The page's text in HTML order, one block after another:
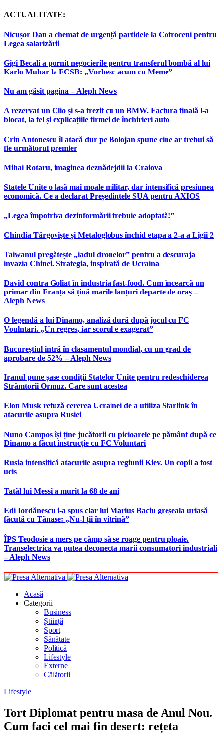
ACTUALITATE:
Nicușor Dan a chemat de urgență partidele la Cotroceni pentru
Legea salarizării
Gigi Becali a pornit negocierile pentru transferul bombă al lui
Karlo Muhar la FCSB: „Vorbesc acum cu Meme”
Nu am găsit pagina – Aleph News
A rezervat un Clio și s-a trezit cu un BMW. Factura finală l-a
blocat, la fel și explicațiile firmei de închirieri auto
Crin Antonescu îl atacă dur pe Bolojan spune cine ar trebui să
fie următorul premier
Mihai Rotaru, imaginea deznădejdii la Craiova
Statele Unite o lasă mai moale militar, dar intensifică presiunea
economică. Ce a declarat Președintele SUA pentru AXIOS
„Legea împotriva dezinformării trebuie adoptată!”
Chindia Târgoviște și Metaloglobus închid etapa a 2-a a Ligii 2
Taiwanul pregătește „iadul dronelor” pentru a descuraja
invazia Chinei. Strategia, inspirată de Ucraina
David contra Goliat în industria fast-food. Cum încearcă un
primar din Franța să țină marile lanțuri departe de oraș –
Aleph News
O legendă a lui Dinamo, analiză dură după jocul cu FC
Voulntari. „Un regres, iar scorul e exagerat”
Bucureștiul intră în clasamentul mondial, cu un grad de
aprobare de 52% – Aleph News
Iranul pune șase condiții Statelor Unite pentru redeschiderea
Strâmtorii Ormuz. Care sunt acestea
Elon Musk refuză cererea Ucrainei de a utiliza Starlink în
atacurile asupra Rusiei
Nuno Campos își ține jucătorii cu picioarele pe pământ după ce
Dinamo a făcut instrucție cu FC Voluntari
Rusia intensifică atacurile asupra regiunii Kiev. Un copil a fost
ucis
Tatăl lui Messi a murit la 68 de ani
Edi Iordănescu i-a spus clar lui Marius Baciu greșeala uriașă
făcută cu Tănase: „Nu-l ții în vitrină”
ÎPS Teodosie a mers pe câmp să se roage pentru ploaie.
Transelectrica va putea deconecta marii consumatori industriali
– Aleph News
Acasă
Categorii
Business
Știință
Sport
Sănătate
Politică
Lifestyle
Externe
Călătorii
Lifestyle
Tort Diplomat pentru masa de Anul Nou.
Cum faci cel mai fin desert: rețeta